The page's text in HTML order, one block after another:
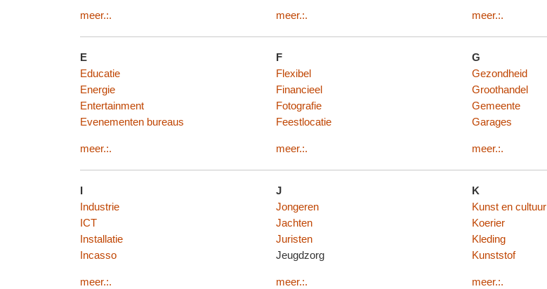
meer.:. meer.:. meer.:.
E
Educatie
Energie
Entertainment
Evenementen bureaus
meer.:.
F
Flexibel
Financieel
Fotografie
Feestlocatie
meer.:.
G
Gezondheid
Groothandel
Gemeente
Garages
meer.:.
Industrie
ICT
Installatie
Incasso
meer.:.
J
Jongeren
Jachten
Juristen
Jeugdzorg
meer.:.
K
Kunst en cultuur
Koerier
Kleding
Kunststof
meer.:.